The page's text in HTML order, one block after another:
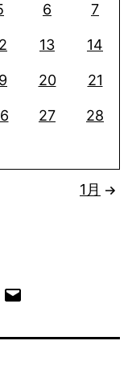
6 7
13 14
20 21
27 28
1月